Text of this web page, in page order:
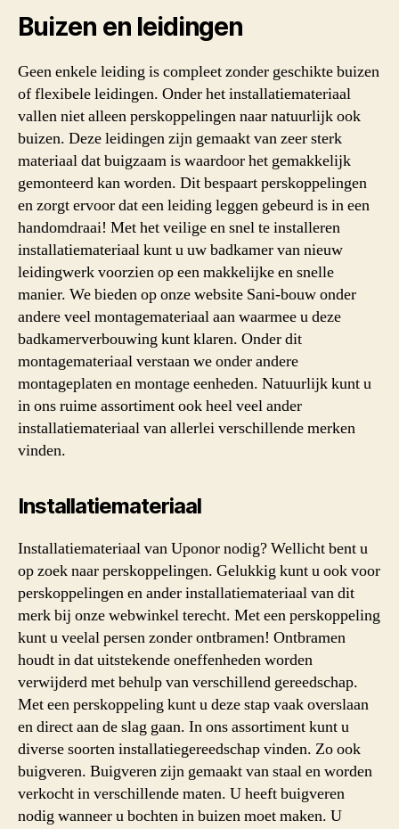
Buizen en leidingen
Geen enkele leiding is compleet zonder geschikte buizen
of flexibele leidingen. Onder het installatiemateriaal
vallen niet alleen perskoppelingen naar natuurlijk ook
buizen. Deze leidingen zijn gemaakt van zeer sterk
materiaal dat buigzaam is waardoor het gemakkelijk
gemonteerd kan worden. Dit bespaart perskoppelingen
en zorgt ervoor dat een leiding leggen gebeurd is in een
handomdraai! Met het veilige en snel te installeren
installatiemateriaal kunt u uw badkamer van nieuw
leidingwerk voorzien op een makkelijke en snelle
manier. We bieden op onze website Sani-bouw onder
andere veel montagemateriaal aan waarmee u deze
badkamerverbouwing kunt klaren. Onder dit
montagemateriaal verstaan we onder andere
montageplaten en montage eenheden. Natuurlijk kunt u
in ons ruime assortiment ook heel veel ander
installatiemateriaal van allerlei verschillende merken
vinden.
Installatiemateriaal
Installatiemateriaal van Uponor nodig? Wellicht bent u
op zoek naar perskoppelingen. Gelukkig kunt u ook voor
perskoppelingen en ander installatiemateriaal van dit
merk bij onze webwinkel terecht. Met een perskoppeling
kunt u veelal persen zonder ontbramen! Ontbramen
houdt in dat uitstekende oneffenheden worden
verwijderd met behulp van verschillend gereedschap.
Met een perskoppeling kunt u deze stap vaak overslaan
en direct aan de slag gaan. In ons assortiment kunt u
diverse soorten installatiegereedschap vinden. Zo ook
buigveren. Buigveren zijn gemaakt van staal en worden
verkocht in verschillende maten. U heeft buigveren
nodig wanneer u bochten in buizen moet maken. U